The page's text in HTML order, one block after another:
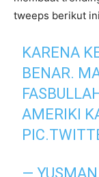
tweeps berikut
KARENA
BENAR.
AMERIKI
—